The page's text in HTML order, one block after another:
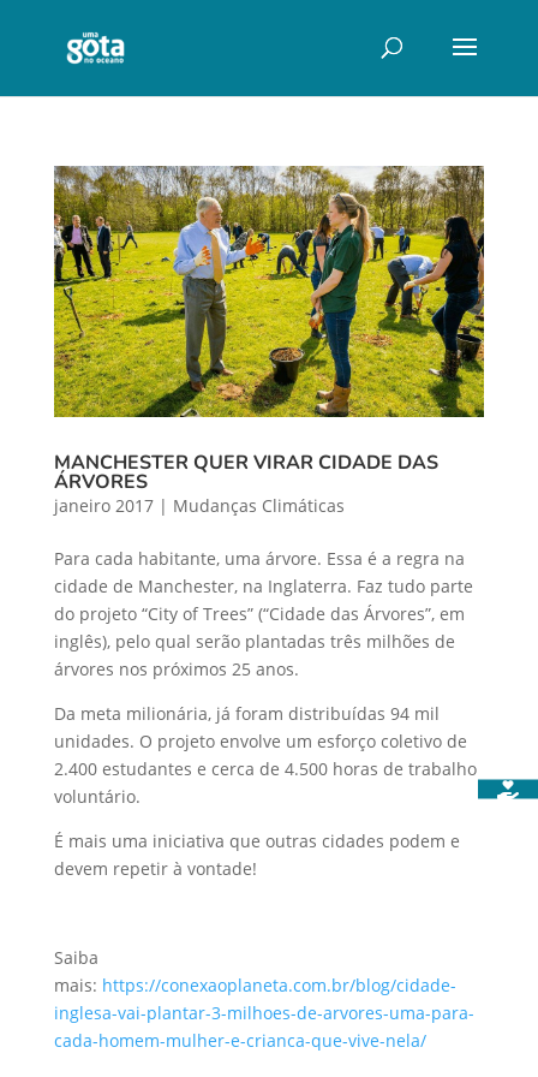
MANCHESTER QUER VIRAR CIDADE DAS
ÁRVORES
janeiro 2017| Mudanças Climáticas
Para cada habitante, uma árvore. Essa é a regra na
cidade de Manchester, na Inglaterra. Faz tudo parte
do projeto “City of Trees” (“Cidade das Árvores”, em
inglês), pelo qual serão plantadas três milhões de
árvores nos próximos 25 anos.
Da meta milionária, já foram distribuídas 94 mil
unidades. O projeto envolve um esforço coletivo de
2.400 estudantes e cerca de 4.500 horas de trabalho
voluntário.
É mais uma iniciativa que outras cidades podem e
devem repetir à vontade!
Saiba
mais: https://conexaoplaneta.com.br/blog/cidade-
inglesa-vai-plantar-3-milhoes-de-arvores-uma-para-
cada-homem-mulher-e-crianca-que-vive-nela/